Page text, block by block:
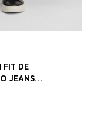
FIT DE
JEANS